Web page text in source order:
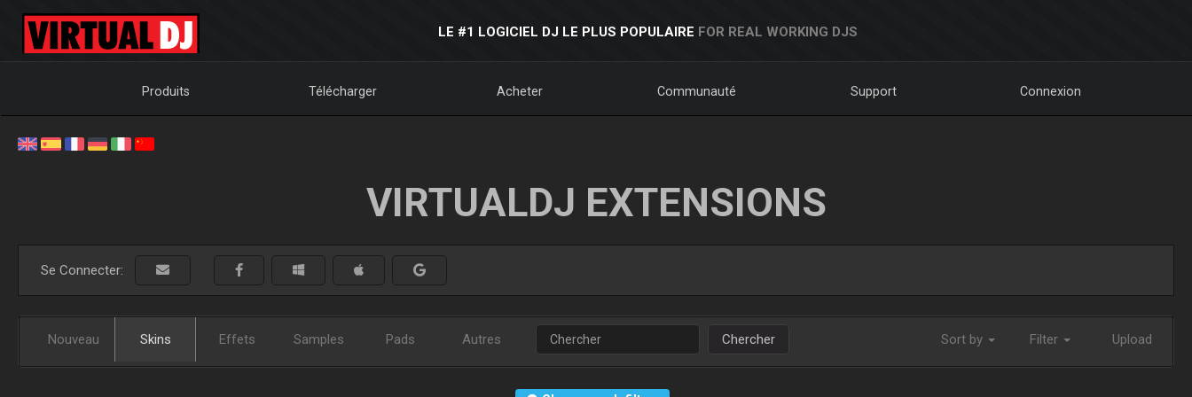
LE #1 LOGICIEL DJ LE PLUS POPULAIRE FOR REAL WORKING DJS
Produits Télécharger Acheter Communauté Support Connexion
VIRTUALDJ EXTENSIONS
Se Connecter:
Nouveau Skins Effets Samples Pads Autres Chercher Sort by Filter Upload